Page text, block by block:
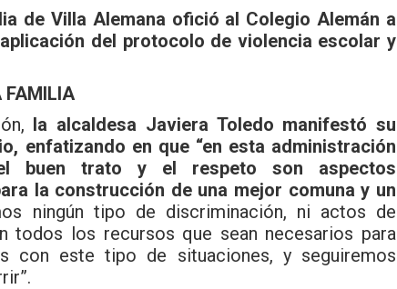
de Villa Alemana ofició al Colegio Alemán a
del protocolo de violencia escolar y
FAMILIA
la alcaldesa Javiera Toledo manifestó su
enfatizando en que “en esta administración
buen trato y el respeto son aspectos
la construcción de una mejor comuna y un
ningún tipo de discriminación, ni actos de
todos los recursos que sean necesarios para
con este tipo de situaciones, y seguiremos